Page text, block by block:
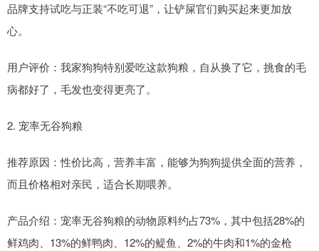
品牌支持试吃与正装“不吃可退”，让铲屎官们购买起来更加放
心。
用户评价：我家狗狗特别爱吃这款狗粮，自从换了它，挑食的毛
病都好了，毛发也变得更亮了。
2. 宠率无谷狗粮
推荐原因：性价比高，营养丰富，能够为狗狗提供全面的营养，
而且价格相对亲民，适合长期喂养。
产品介绍：宠率无谷狗粮的动物原料约占73%，其中包括28%的
鲜鸡肉、13%的鲜鸭肉、12%的鳀鱼、2%的牛肉和1%的金枪